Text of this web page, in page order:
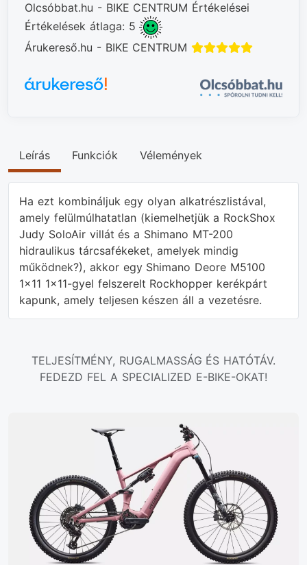
Olcsóbbat.hu - BIKE CENTRUM Értékelései
Értékelések átlaga: 5
Árukereső.hu - BIKE CENTRUM
Leírás Funkciók Vélemények
Ha ezt kombináljuk egy olyan alkatrészlistával,
amely felülmúlhatatlan (kiemelhetjük a RockShox
Judy SoloAir villát és a Shimano MT-200
hidraulikus tárcsafékeket, amelyek mindig
működnek?), akkor egy Shimano Deore M5100
1x11 1x11-gyel felszerelt Rockhopper kerékpárt
kapunk, amely teljesen készen áll a vezetésre.
TELJESÍTMÉNY, RUGALMASSÁG ÉS HATÓTÁV.
FEDEZD FEL A SPECIALIZED E-BIKE-OKAT!